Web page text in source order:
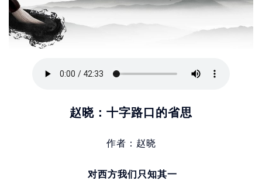
赵晓：十字路口的省思
作者：赵晓
对西方我们只知其一